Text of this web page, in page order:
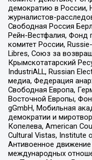
демократию в России,
журналистов-
Свободная Россия
Рейн-Вестфалия, Фонд
комитет России,
Libres, Союз за
Крымскотатарский
IndustriALL, Russian
медиа, Федерация
Свободная Европа,
Восточной Европы,
gGmbH, Мобильная
демократии и
Копелева, American
Cultural Vistas, Institute
Антивоенное
международных